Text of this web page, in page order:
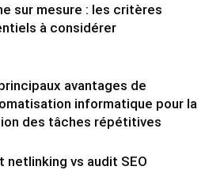
sur mesure : les critères
à considérer
avantages de
informatique pour la
des tâches répétitives
netlinking vs audit SEO